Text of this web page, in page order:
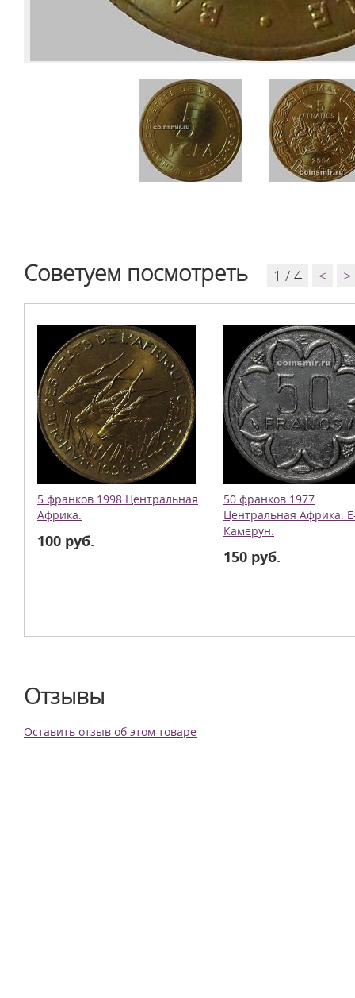
Советуем посмотреть 1 / 4 < >
5 франков 1998 Центральная
Африка.
100 руб.
50 франков 1977
Центральная Африка.
Камерун.
150 руб.
Отзывы
Оставить отзыв об этом товаре